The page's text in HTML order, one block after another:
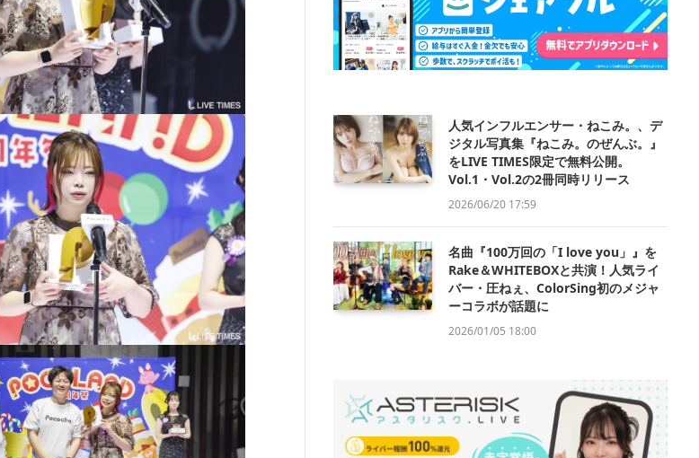
人気インフルエンサー・ねこみ。、デ
ジタル写真集『ねこみ。のぜんぶ。』
をLIVE TIMES限定で無料公開。
Vol.1・Vol.2の2冊同時リリース
2026/06/20 17:59
名曲『100万回の「I love you」』を
Rake＆WHITEBOXと共演！人気ライ
バー・圧ねぇ、ColorSing初のメジャ
ーコラボが話題に
2026/01/05 18:00